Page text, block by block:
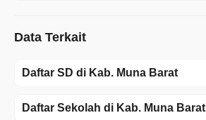
Data Terkait
Daftar SD di Kab. Muna Barat
Daftar Sekolah di Kab. Muna Barat